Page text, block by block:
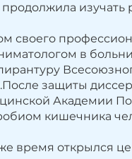
продолжила
своего
в
защиты
Академии
кишечника
время открылся